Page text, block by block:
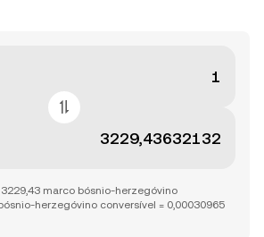
marco bósnio-herzegóvino
herzegóvino conversível = 0,00030965